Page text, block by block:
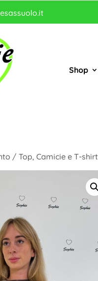
Shop
/Top, Camicie e T-shirt